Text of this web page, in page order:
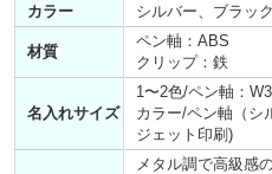
カラー
シルバー、ブラッ
材質
ペン軸：ABS
クリップ：鉄
名入れサイズ
1〜2色/ペン軸：
カラー/ペン軸（シ
ジェット印刷)
メタル調で高級感